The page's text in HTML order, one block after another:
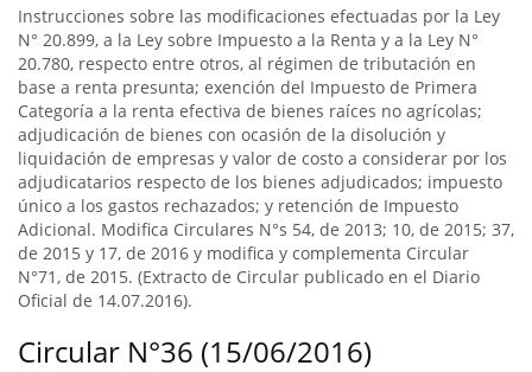
Instrucciones sobre las modificaciones efectuadas por la Ley
N° 20.899, a la Ley sobre Impuesto a la Renta y a la Ley N°
20.780, respecto entre otros, al régimen de tributación en
base a renta presunta; exención del Impuesto de Primera
Categoría a la renta efectiva de bienes raíces no agrícolas;
adjudicación de bienes con ocasión de la disolución y
liquidación de empresas y valor de costo a considerar por los
adjudicatarios respecto de los bienes adjudicados; impuesto
único a los gastos rechazados; y retención de Impuesto
Adicional. Modifica Circulares N°s 54, de 2013; 10, de 2015; 37,
de 2015 y 17, de 2016 y modifica y complementa Circular
N°71, de 2015. (Extracto de Circular publicado en el Diario
Oficial de 14.07.2016).
Circular N°36 (15/06/2016)